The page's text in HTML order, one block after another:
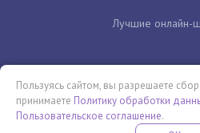
Лучшие онлайн-
Пользуясь сайтом, вы разрешаете
принимаете Политику обработки
Пользовательское соглашение.